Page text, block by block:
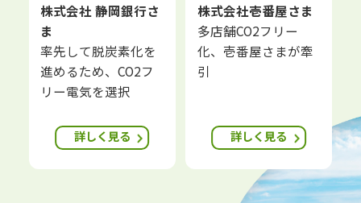
株式会社 静岡銀行さ
ま
率先して脱炭素化を
進めるため、CO2フ
リー電気を選択
詳しく見る
株式会社壱番屋さま
多店舗CO2フリー
化、壱番屋さまが牽
引
詳しく見る